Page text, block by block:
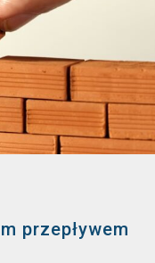
przepływem